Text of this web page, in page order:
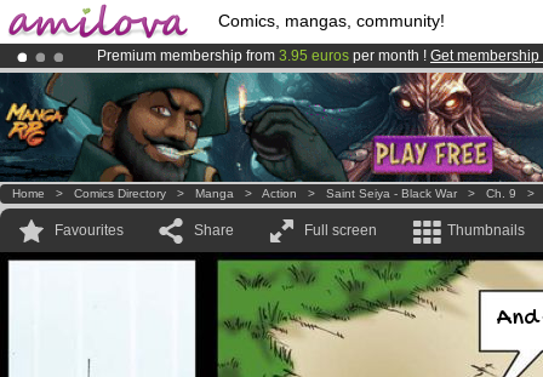
Comics, mangas, community!
Premium membership from 3.95 euros per month ! Get membership
AmilovaKickstarter is now LIVE!.
Already 100000membersand 1000 comics & mangas!.
Home > Comics Directory > Manga > Action > Saint Seiya - Black War > Ch. 9
Favourites Share Full screen Thumbnails